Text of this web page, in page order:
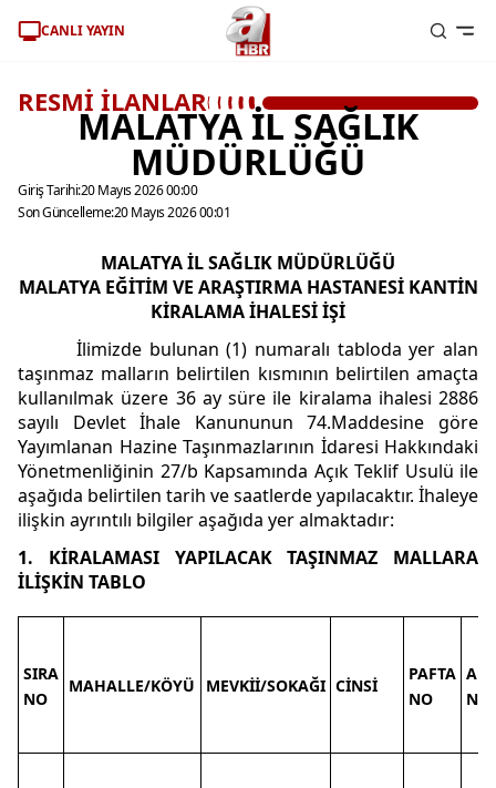
CANLI YAYIN
RESMİ İLANLAR
MALATYA İL SAĞLIK
MÜDÜRLÜĞÜ
Giriş Tarihi:20 Mayıs 2026 00:00
Son Güncelleme:20 Mayıs 2026 00:01
MALATYA İL SAĞLIK MÜDÜRLÜĞÜ
MALATYA EĞİTİM VE ARAŞTIRMA HASTANESİ KANTİN
KİRALAMA İHALESİ İŞİ
İlimizde bulunan (1) numaralı tabloda yer alan
taşınmaz malların belirtilen kısmının belirtilen amaçta
kullanılmak üzere 36 ay süre ile kiralama ihalesi 2886
sayılı Devlet İhale Kanununun 74.Maddesine göre
Yayımlanan Hazine Taşınmazlarının İdaresi Hakkındaki
Yönetmenliğinin 27/b Kapsamında Açık Teklif Usulü ile
aşağıda belirtilen tarih ve saatlerde yapılacaktır. İhaleye
ilişkin ayrıntılı bilgiler aşağıda yer almaktadır:
1. KİRALAMASI YAPILACAK TAŞINMAZ MALLARA
İLİŞKİN TABLO
SIRA
NO
MAHALLE/KÖYÜ MEVKİİ/SOKAĞI CİNSİ
PAFTA
NO
NO